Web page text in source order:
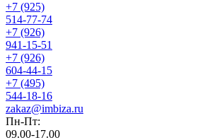
+7 (925)
514-77-74
+7 (926)
941-15-51
+7 (926)
604-44-15
+7 (495)
544-18-16
zakaz@imbiza.ru
Пн-Пт:
09.00-17.00